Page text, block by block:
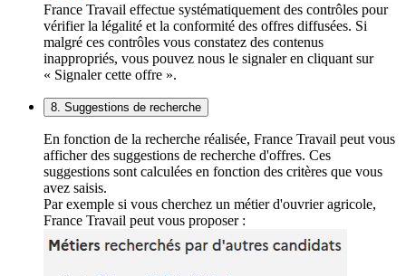
France Travail effectue systématiquement des contrôles pour
vérifier la légalité et la conformité des offres diffusées. Si
malgré ces contrôles vous constatez des contenus
inappropriés, vous pouvez nous le signaler en cliquant sur
« Signaler cette offre ».
8. Suggestions de recherche
En fonction de la recherche réalisée, France Travail peut vous
afficher des suggestions de recherche d'offres. Ces
suggestions sont calculées en fonction des critères que vous
avez saisis.
Par exemple si vous cherchez un métier d'ouvrier agricole,
France Travail peut vous proposer :